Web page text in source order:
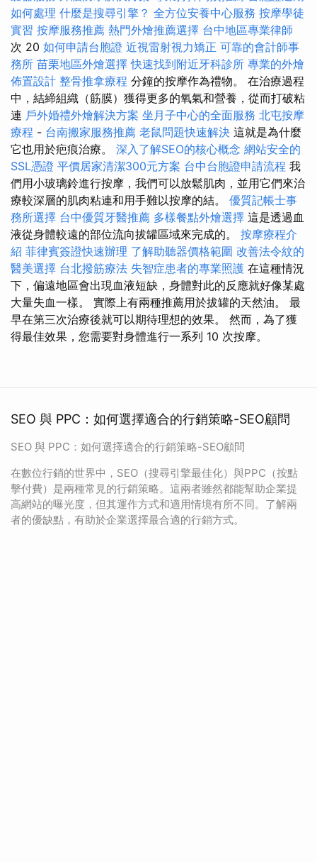
如何處理 什麼是搜尋引擎？ 全方位安養中心服務 按摩學徒
實習 按摩服務推薦 熱門外燴推薦選擇 台中地區專業律師
次 20 如何申請台胞證 近視雷射視力矯正 可靠的會計師事
務所 苗栗地區外燴選擇 快速找到附近牙科診所 專業的外燴
佈置設計 整骨推拿療程 分鐘的按摩作為禮物。 在治療過程
中，結締組織（筋膜）獲得更多的氧氣和營養，從而打破粘
連 戶外婚禮外燴解決方案 坐月子中心的全面服務 北屯按摩
療程 - 台南搬家服務推薦 老鼠問題快速解決 這就是為什麼
它也用於疤痕治療。 深入了解SEO的核心概念 網站安全的
SSL憑證 平價居家清潔300元方案 台中台胞證申請流程 我
們用小玻璃鈴進行按摩，我們可以放鬆肌肉，並用它們來治
療較深層的肌肉粘連和用手難以按摩的結。 優質記帳士事
務所選擇 台中優質牙醫推薦 多樣餐點外燴選擇 這是透過血
液從身體較遠的部位流向拔罐區域來完成的。 按摩療程介
紹 菲律賓簽證快速辦理 了解助聽器價格範圍 改善法令紋的
醫美選擇 台北撥筋療法 失智症患者的專業照護 在這種情況
下，偏遠地區會出現血液短缺，身體對此的反應就好像某處
大量失血一樣。 實際上有兩種推薦用於拔罐的天然油。 最
早在第三次治療後就可以期待理想的效果。 然而，為了獲
得最佳效果，您需要對身體進行一系列 10 次按摩。
SEO 與 PPC：如何選擇適合的行銷策略-SEO顧問
SEO 與 PPC：如何選擇適合的行銷策略-SEO顧問
在數位行銷的世界中，SEO（搜尋引擎最佳化）與PPC（按點
擊付費）是兩種常見的行銷策略。這兩者雖然都能幫助企業提
高網站的曝光度，但其運作方式和適用情境有所不同。了解兩
者的優缺點，有助於企業選擇最合適的行銷方式。